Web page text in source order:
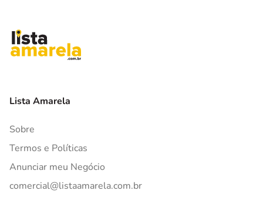
Lista Amarela
Sobre
Termos e Políticas
Anunciar meu Negócio
comercial@listaamarela.com.br